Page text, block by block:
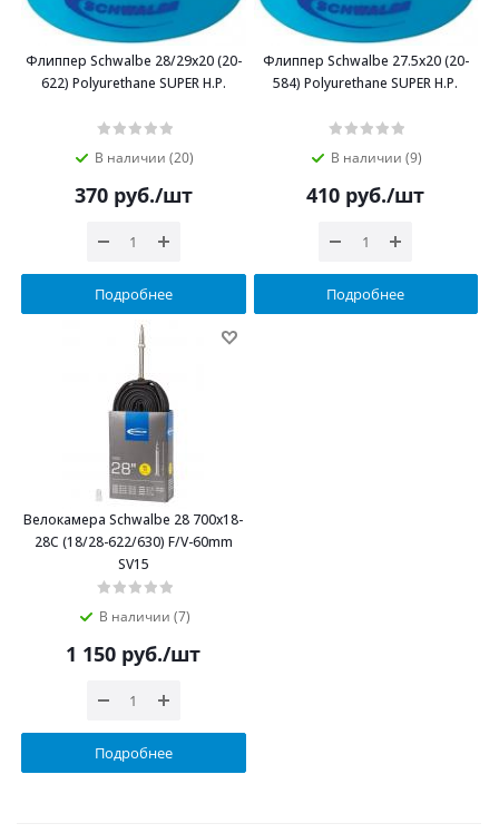
Флиппер Schwalbe 28/29х20 (20-
622) Polyurethane SUPER H.P.
В наличии (20)
370руб./шт
Подробнее
Флиппер Schwalbe 27.5х20 (20-
584) Polyurethane SUPER H.P.
В наличии (9)
410 руб./шт
Подробнее
Велокамера Schwalbe 28 700x18-
28C (18/28-622/630) F/V-60mm
SV15
В наличии (7)
1 150 руб./шт
Подробнее